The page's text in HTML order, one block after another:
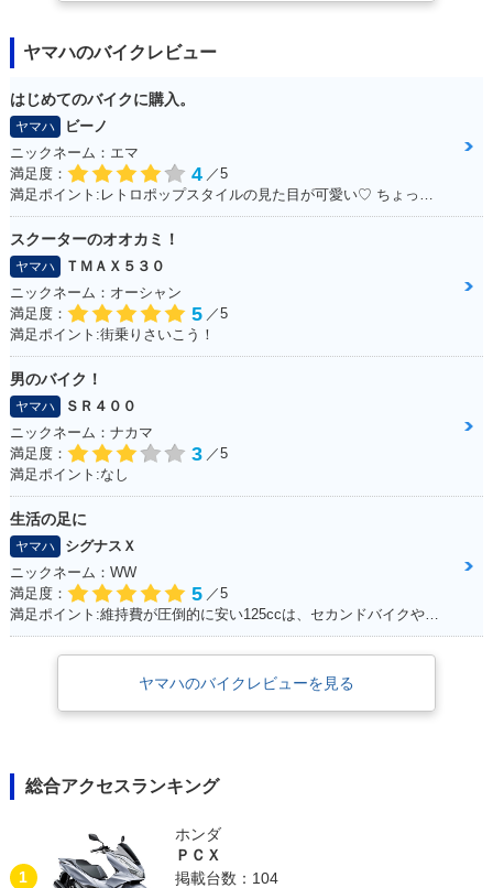
2004年 CYGNUS X
SR・新登場
ヤマハのバイクレビュー
はじめてのバイクに購入。
ヤマハ
ビーノ
ニックネーム：エマ
満足度：
4 ／5
スクーターのオオカミ！
ヤマハ
ＴＭＡＸ５３０
ニックネーム：オーシャン
満足度：
5 ／5
満足ポイント:街乗りさいこう！
男のバイク！
ヤマハ
ＳＲ４００
ニックネーム：ナカマ
満足度：
3 ／5
満足ポイント:なし
生活の足に
ヤマハ
シグナスＸ
ニックネーム：WW
満足度：
5 ／5
満足ポイント:維持費が圧倒的に安い125ccは、セカンドバイクや通勤用としてオススメ。125ccスクーターの中でも、シグナスXの走行性能は力強く、普段の街乗りでは、力不足を感じる事はあまりない。 メットインも半ヘル2つなら余裕で入るので、収納性も抜群。
ヤマハのバイクレビューを見る
総合アクセスランキング
1
ホンダ
ＰＣＸ
掲載台数：104